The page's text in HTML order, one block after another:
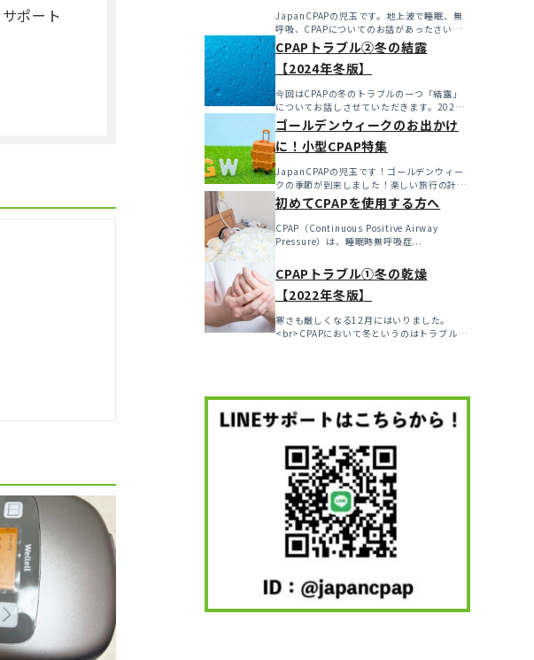
ポート
JapanCPAPの児玉です。地上波で睡眠、無
呼吸、CPAPについてのお話があったさいに
こちらで更新...
CPAPトラブル②冬の結露
【2024年冬版】
今回はCPAPの冬のトラブルの一つ「結露」
についてお話しさせていただきます。2024
年も始まったばか...
ゴールデンウィークのお出かけ
に！小型CPAP特集
JapanCPAPの児玉です！ゴールデンウィー
クの季節が到来しました！楽しい旅行の計画
を立てたり、特...
初めてCPAPを使用する方へ
CPAP（Continuous Positive Airway
Pressure）は、睡眠時無呼吸症...
CPAPトラブル①冬の乾燥
【2022年冬版】
寒さも厳しくなる12月にはいりました。
<br>CPAPにおいて冬というのはトラブルの